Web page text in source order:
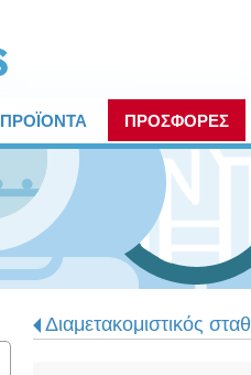
ΠΡΟΪΟΝΤΑ ΠΡΟΣΦΟΡΕΣ
Διαμετακομιστικός